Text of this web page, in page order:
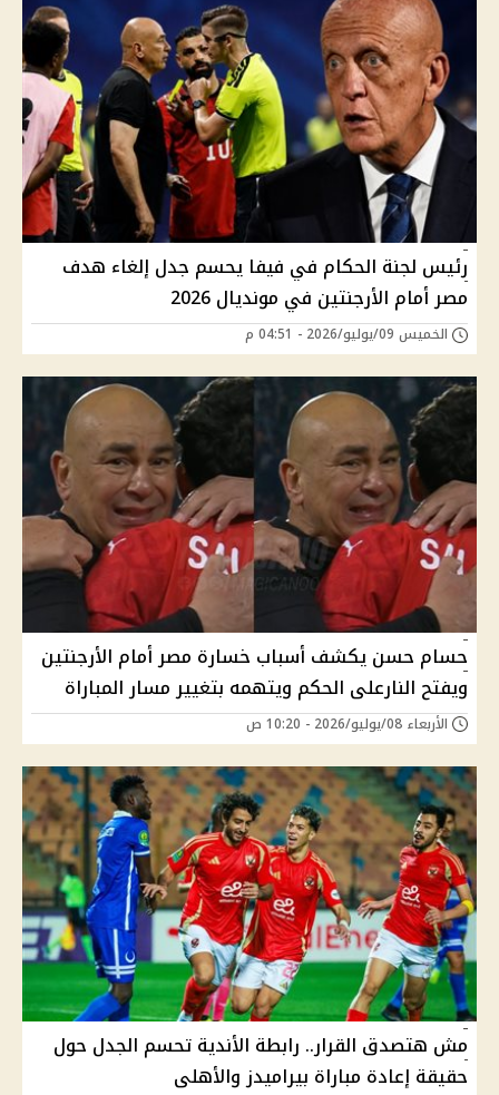
رئيس لجنة الحكام في فيفا يحسم جدل إلغاء هدف
مصر أمام الأرجنتين في مونديال 2026
الخميس 09/يوليو/2026 - 04:51 م
حسام حسن يكشف أسباب خسارة مصر أمام الأرجنتين
ويفتح النارعلى الحكم ويتهمه بتغيير مسار المباراة
الأربعاء 08/يوليو/2026 - 10:20 ص
مش هتصدق القرار.. رابطة الأندية تحسم الجدل حول
حقيقة إعادة مباراة بيراميدز والأهلى